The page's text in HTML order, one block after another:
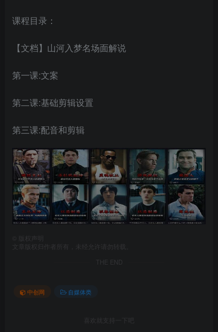
课程目录：
【文档】山河入梦名场面解说
第一课:文案
第二课:基础剪辑设置
第三课:配音和剪辑
版权声明
文章版权归作者所有，未经允许请勿转载。
THE END
中创网 自媒体类
喜欢就支持一下吧